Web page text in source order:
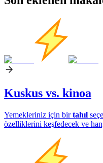
Kuskus vs. kinoa
Yemekleriniz için birtahıl
özelliklerini keşfedecek ve